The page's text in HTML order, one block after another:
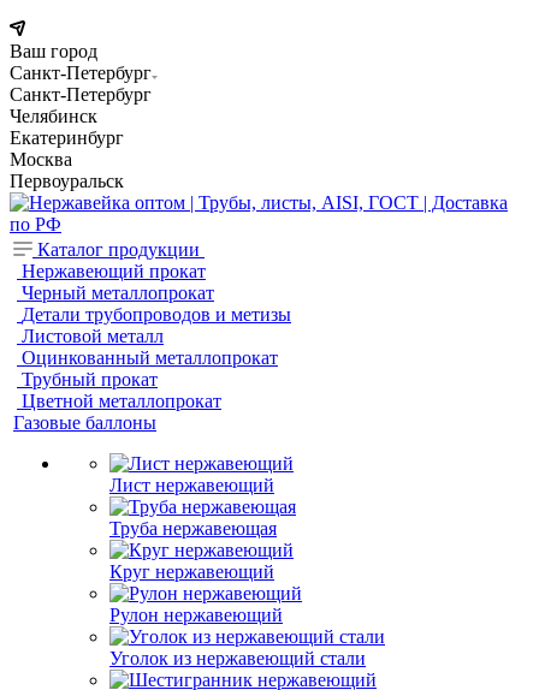
Ваш город
Санкт-Петербург
Санкт-Петербург
Челябинск
Екатеринбург
Москва
Первоуральск
Каталог продукции
Нержавеющий прокат
Черный металлопрокат
Детали трубопроводов и метизы
Листовой металл
Оцинкованный металлопрокат
Трубный прокат
Цветной металлопрокат
Газовые баллоны
Лист нержавеющий
Труба нержавеющая
Круг нержавеющий
Рулон нержавеющий
Уголок из нержавеющий стали